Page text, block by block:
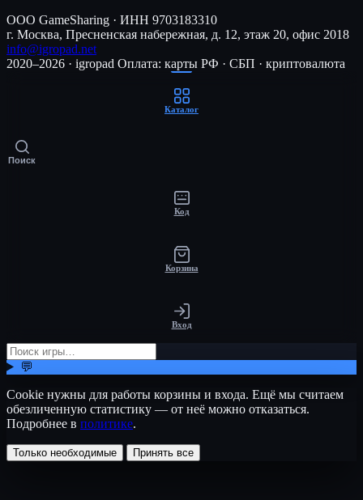
ООО GameSharing · ИНН 9703183310
г. Москва, Пресненская набережная, д. 12, этаж 20, офис 2018
info@igropad.net
2020–2026 · igropad Оплата: карты РФ · СБП · криптовалюта
Каталог
Поиск
Код
Корзина
Вход
💬
Cookie нужны для работы корзины и входа. Ещё мы считаем
обезличенную статистику — от неё можно отказаться.
Подробнее в политике.
Только необходимые Принять все